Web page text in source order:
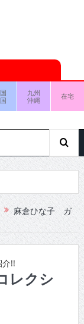
九州
沖縄
在宅
麻倉ひな子 ガ
介!!
レクシ